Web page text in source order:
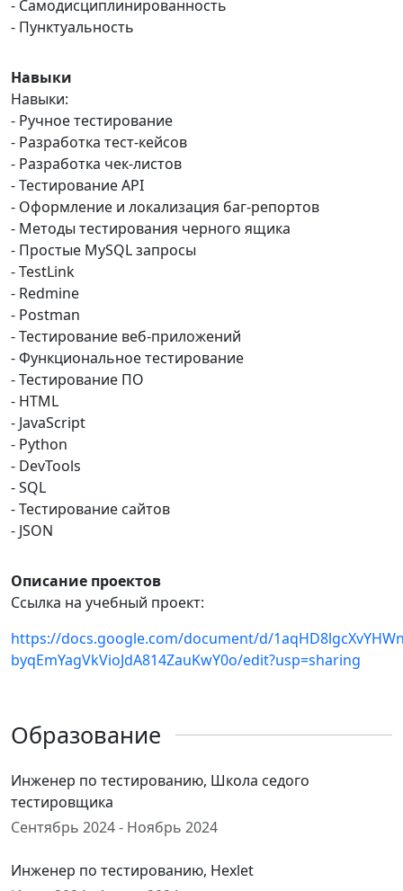
- Самодисциплинированность
- Пунктуальность
Навыки
Навыки:
- Ручное тестирование
- Разработка тест-кейсов
- Разработка чек-листов
- Тестирование API
- Оформление и локализация баг-репортов
- Методы тестирования черного ящика
- Простые MySQL запросы
- TestLink
- Redmine
- Postman
- Тестирование веб-приложений
- Функциональное тестирование
- Тестирование ПО
- HTML
- JavaScript
- Python
- DevTools
- SQL
- Тестирование сайтов
- JSON
Описание проектов
Ссылка на учебный проект:
https://docs.google.com/document/d/
byqEmYagVkVioJdA814ZauKwY0o/edit?usp=sharing
Образование
Инженер по тестированию, Школа седого
тестировщика
Сентябрь 2024 - Ноябрь 2024
Инженер по тестированию, Hexlet